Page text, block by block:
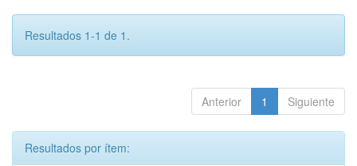
Resultados 1-1 de 1.
Anterior 1 Siguiente
Resultados por ítem: